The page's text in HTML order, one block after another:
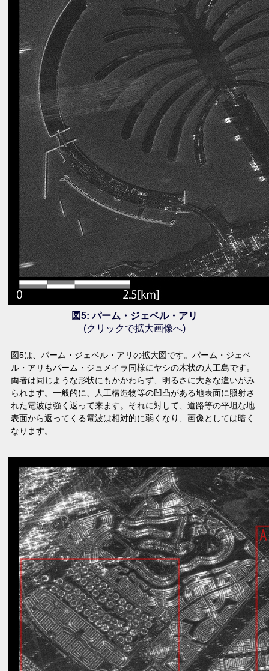
図5: パーム・ジェベル・アリ
(クリックで拡大画像へ)
図5は、パーム・ジェベル・アリの拡大図です。パーム・ジェベ
ル・アリもパーム・ジュメイラ同様にヤシの木状の人工島です。
両者は同じような形状にもかかわらず、明るさに大きな違いがみ
られます。一般的に、人工構造物等の凹凸がある地表面に照射さ
れた電波は強く返って来ます。それに対して、道路等の平坦な地
表面から返ってくる電波は相対的に弱くなり、画像としては暗く
なります。